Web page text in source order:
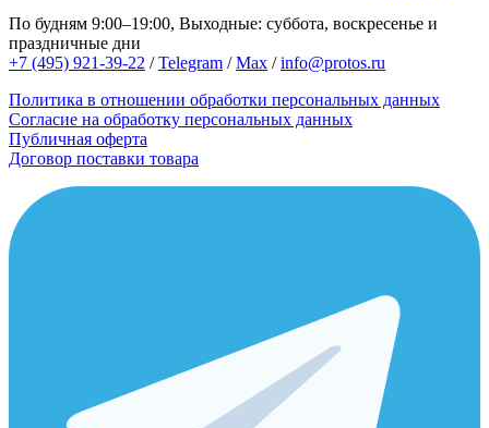
По будням 9:00–19:00, Выходные: суббота, воскресенье и
праздничные дни
+7 (495) 921-39-22 /Telegram /Max /info@protos.ru
Политика в отношении обработки персональных данных
Согласие на обработку персональных данных
Публичная оферта
Договор поставки товара